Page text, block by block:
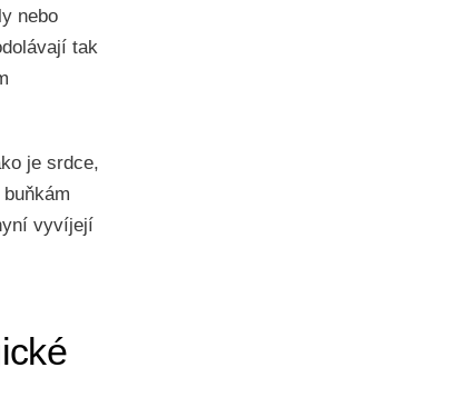
nebo
tak
je srdce,
vyvíjejí